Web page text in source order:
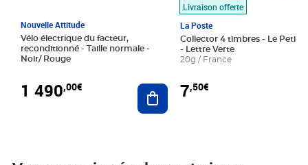
Nouvelle Attitude
Vélo électrique du facteur,
reconditionné - Taille normale -
Noir/ Rouge
1 490,00€ Ajouter au panier
Livraison offerte
La Poste
Collector 4 timbres - Le Petit
- Lettre Verte
20g / France
7,50€